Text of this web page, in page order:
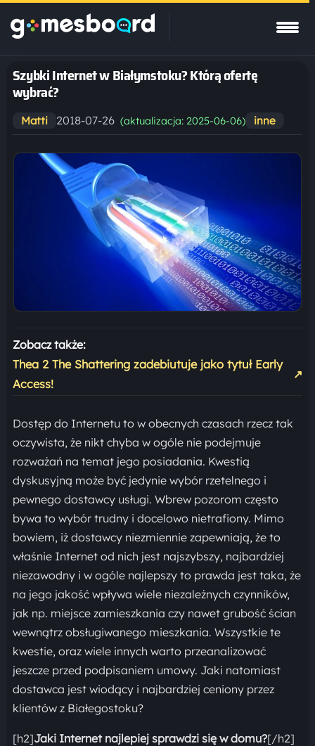
Szybki Internet w Białymstoku? Którą ofertę
wybrać?
Matti 2018-07-26 (aktualizacja: 2025-06-06) inne
Zobacz także:
Thea 2 The Shattering zadebiutuje jako tytuł Early
Access!
↗
Dostęp do Internetu to w obecnych czasach rzecz tak
oczywista, że nikt chyba w ogóle nie podejmuje
rozważań na temat jego posiadania. Kwestią
dyskusyjną może być jedynie wybór rzetelnego i
pewnego dostawcy usługi. Wbrew pozorom często
bywa to wybór trudny i docelowo nietrafiony. Mimo
bowiem, iż dostawcy niezmiennie zapewniają, że to
właśnie Internet od nich jest najszybszy, najbardziej
niezawodny i w ogóle najlepszy to prawda jest taka, że
na jego jakość wpływa wiele niezależnych czynników,
jak np. miejsce zamieszkania czy nawet grubość ścian
wewnątrz obsługiwanego mieszkania. Wszystkie te
kwestie, oraz wiele innych warto przeanalizować
jeszcze przed podpisaniem umowy. Jaki natomiast
dostawca jest wiodący i najbardziej ceniony przez
klientów z Białegostoku?
[h2]Jaki Internet najlepiej sprawdzi się w domu?[/h2]